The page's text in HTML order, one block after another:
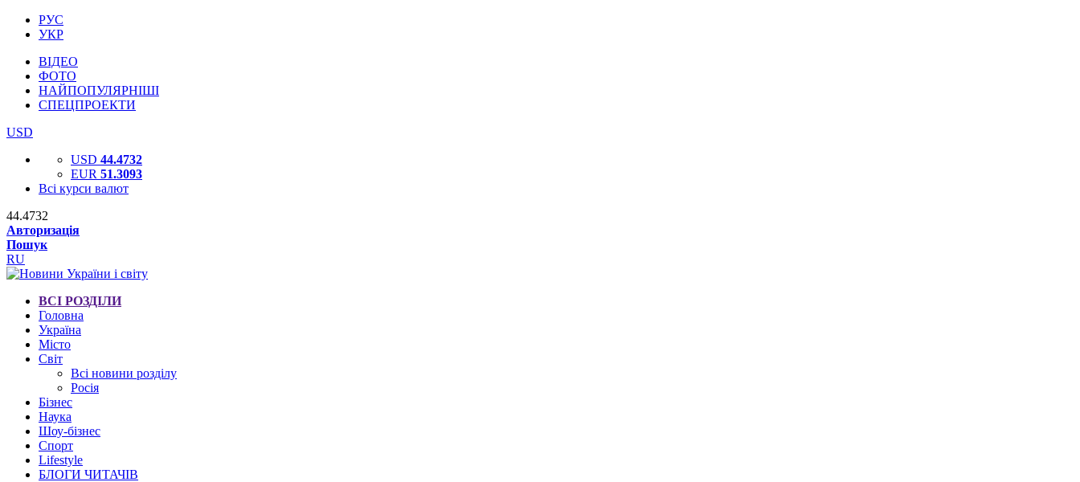
РУС
УКР
ВІДЕО
ФОТО
НАЙПОПУЛЯРНІШІ
СПЕЦПРОЕКТИ
USD
USD 44.4732
EUR 51.3093
Всі курси валют
44.4732
Авторизація
Пошук
RU
ВСІ РОЗДІЛИ
Головна
Україна
Місто
Світ
Всі новини розділу
Росія
Бізнес
Наука
Шоу-бізнес
Спорт
Lifestyle
БЛОГИ ЧИТАЧІВ